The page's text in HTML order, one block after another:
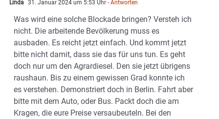
Linda 31. Januar 2024 um 5:53 Uhr - Antworten
Was wird eine solche Blockade bringen? Versteh ich
nicht. Die arbeitende Bevölkerung muss es
ausbaden. Es reicht jetzt einfach. Und kommt jetzt
bitte nicht damit, dass sie das für uns tun. Es geht
doch nur um den Agrardiesel. Den sie jetzt übrigens
raushaun. Bis zu einem gewissen Grad konnte ich
es verstehen. Demonstriert doch in Berlin. Fahrt aber
bitte mit dem Auto, oder Bus. Packt doch die am
Kragen, die eure Preise versaubeuteln. Bei den